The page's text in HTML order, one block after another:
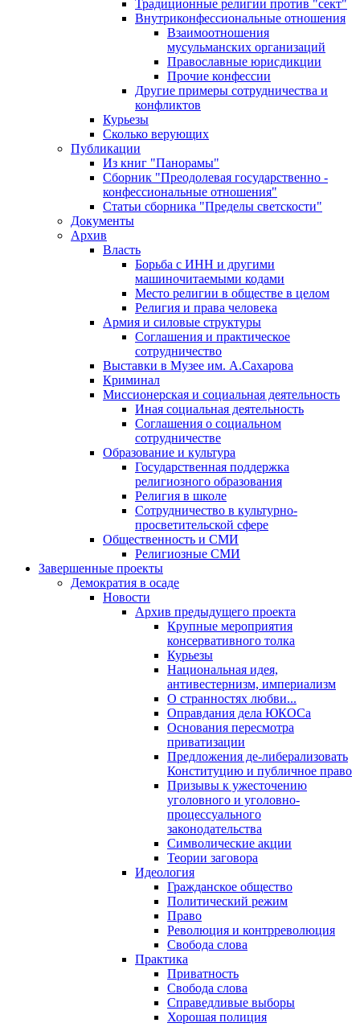
Традиционные религии против "сект"
Внутриконфессиональные отношения
Взаимоотношения
мусульманских организаций
Православные юрисдикции
Прочие конфессии
Другие примеры сотрудничества и
конфликтов
Курьезы
Сколько верующих
Публикации
Из книг "Панорамы"
Сборник "Преодолевая государственно -
конфессиональные отношения"
Статьи сборника "Пределы светскости"
Документы
Архив
Власть
Борьба с ИНН и другими
машиночитаемыми кодами
Место религии в обществе в целом
Религия и права человека
Армия и силовые структуры
Соглашения и практическое
сотрудничество
Выставки в Музее им. А.Сахарова
Криминал
Миссионерская и социальная деятельность
Иная социальная деятельность
Соглашения о социальном
сотрудничестве
Образование и культура
Государственная поддержка
религиозного образования
Религия в школе
Сотрудничество в культурно-
просветительской сфере
Общественность и СМИ
Религиозные СМИ
Завершенные проекты
Демократия в осаде
Новости
Архив предыдущего проекта
Крупные мероприятия
консервативного толка
Курьезы
Национальная идея,
антивестернизм, империализм
О странностях любви...
Оправдания дела ЮКОСа
Основания пересмотра
приватизации
Предложения де-либерализовать
Конституцию и публичное право
Призывы к ужесточению
уголовного и уголовно-
процессуального
законодательства
Символические акции
Теории заговора
Идеология
Гражданское общество
Политический режим
Право
Революция и контрреволюция
Свобода слова
Практика
Приватность
Свобода слова
Справедливые выборы
Хорошая полиция